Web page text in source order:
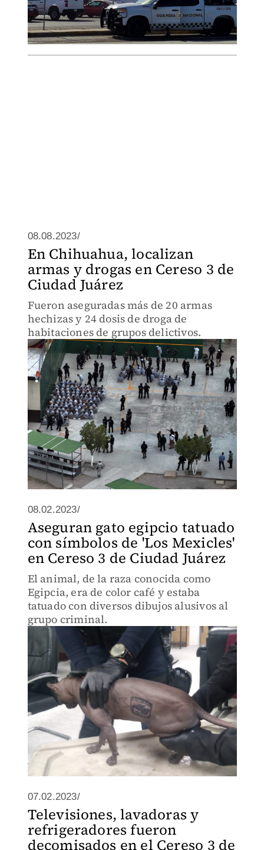
08.08.2023/
En Chihuahua, localizan
armas y drogas en Cereso 3 de
Ciudad Juárez
Fueron aseguradas más de 20 armas
hechizas y 24 dosis de droga de
habitaciones de grupos delictivos.
08.02.2023/
Aseguran gato egipcio tatuado
con símbolos de 'Los Mexicles'
en Cereso 3 de Ciudad Juárez
El animal, de la raza conocida como
Egipcia, era de color café y estaba
tatuado con diversos dibujos alusivos al
grupo criminal.
07.02.2023/
Televisiones, lavadoras y
refrigeradores fueron
decomisados en el Cereso 3 de